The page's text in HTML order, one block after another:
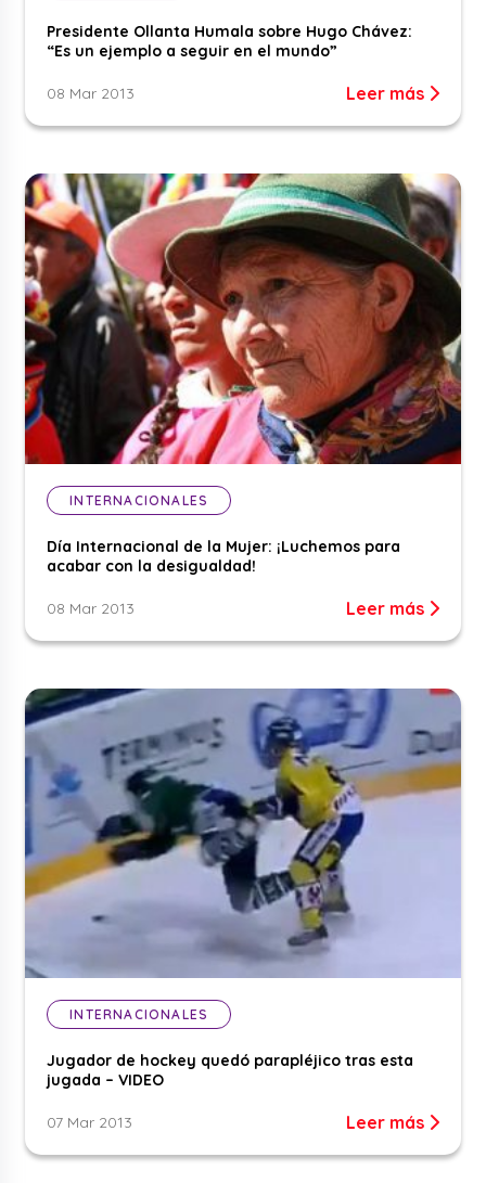
Presidente Ollanta Humala sobre Hugo Chávez:
“Es un ejemplo a seguir en el mundo”
08 Mar 2013 Leer más
INTERNACIONALES
Día Internacional de la Mujer: ¡Luchemos para
acabar con la desigualdad!
08 Mar 2013 Leer más
INTERNACIONALES
Jugador de hockey quedó parapléjico tras esta
jugada – VIDEO
07 Mar 2013 Leer más